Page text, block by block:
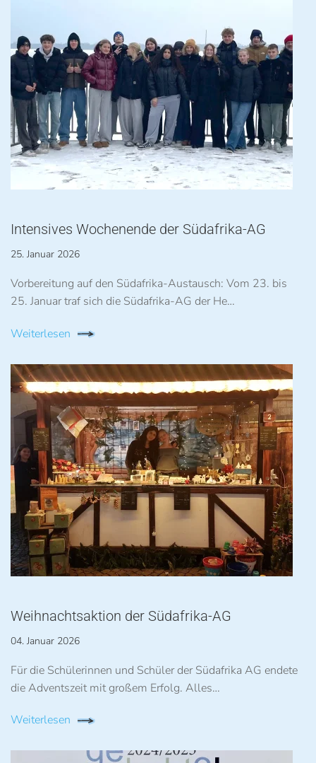
Intensives Wochenende der Südafrika-AG
25. Januar 2026
Vorbereitung auf den Südafrika-Austausch: Vom 23. bis
25. Januar traf sich die Südafrika-AG der He…
Weiterlesen
Weihnachtsaktion der Südafrika-AG
04. Januar 2026
Für die Schülerinnen und Schüler der Südafrika AG endete
die Adventszeit mit großem Erfolg. Alles…
Weiterlesen